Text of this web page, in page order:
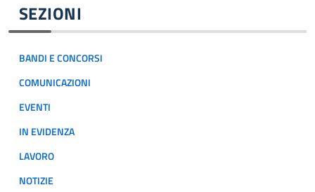
SEZIONI
BANDI E CONCORSI
COMUNICAZIONI
EVENTI
IN EVIDENZA
LAVORO
NOTIZIE